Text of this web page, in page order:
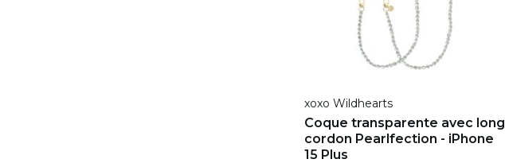
xoxo Wildhearts
Coque transparente avec long
cordon Pearlfection - iPhone
15 Plus